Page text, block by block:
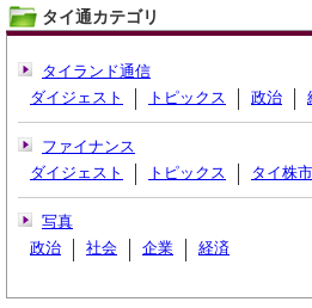
タイ通カテゴリ
タイランド通信
ダイジェスト
トピックス 政治
ファイナンス
ダイジェスト
トピックス タイ株
写真
政治
社会 企業 経済